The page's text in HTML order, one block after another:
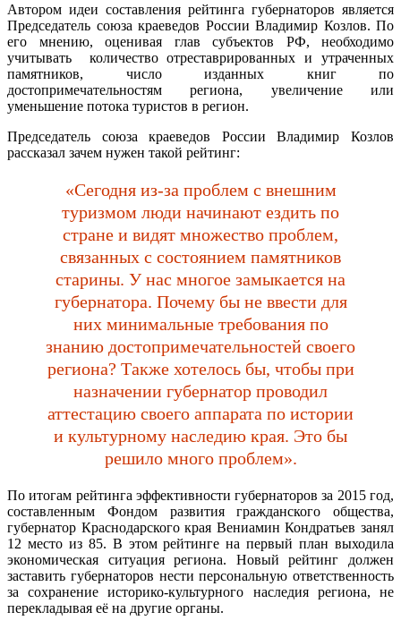
Автором идеи составления рейтинга губернаторов является
Председатель союза краеведов России Владимир Козлов. По
его мнению, оценивая глав субъектов РФ, необходимо
учитывать количество отреставрированных и утраченных
памятников, число изданных книг по
достопримечательностям региона, увеличение или
уменьшение потока туристов в регион.
Председатель союза краеведов России Владимир Козлов
рассказал зачем нужен такой рейтинг:
«Сегодня из-за проблем с внешним
туризмом люди начинают ездить по
стране и видят множество проблем,
связанных с состоянием памятников
старины. У нас многое замыкается на
губернатора. Почему бы не ввести для
них минимальные требования по
знанию достопримечательностей своего
региона? Также хотелось бы, чтобы при
назначении губернатор проводил
аттестацию своего аппарата по истории
и культурному наследию края. Это бы
решило много проблем».
По итогам рейтинга эффективности губернаторов за 2015 год,
составленным Фондом развития гражданского общества,
губернатор Краснодарского края Вениамин Кондратьев занял
12 место из 85. В этом рейтинге на первый план выходила
экономическая ситуация региона. Новый рейтинг должен
заставить губернаторов нести персональную ответственность
за сохранение историко-культурного наследия региона, не
перекладывая её на другие органы.